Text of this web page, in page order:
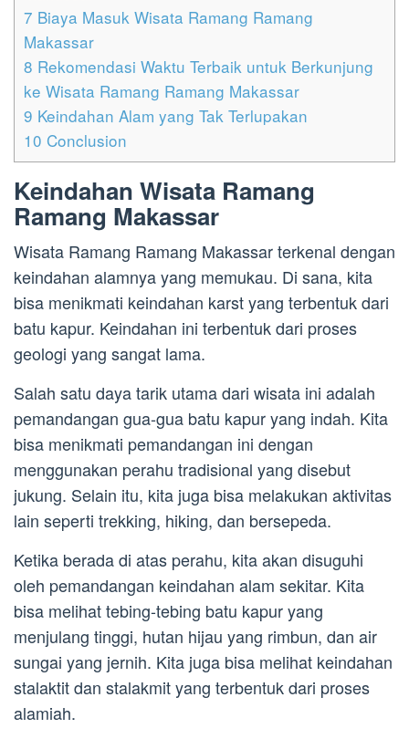
7 Biaya Masuk Wisata Ramang Ramang
Makassar
8 Rekomendasi Waktu Terbaik untuk Berkunjung
ke Wisata Ramang Ramang Makassar
9 Keindahan Alam yang Tak Terlupakan
10 Conclusion
Keindahan Wisata Ramang
Ramang Makassar
Wisata Ramang Ramang Makassar terkenal dengan
keindahan alamnya yang memukau. Di sana, kita
bisa menikmati keindahan karst yang terbentuk dari
batu kapur. Keindahan ini terbentuk dari proses
geologi yang sangat lama.
Salah satu daya tarik utama dari wisata ini adalah
pemandangan gua-gua batu kapur yang indah. Kita
bisa menikmati pemandangan ini dengan
menggunakan perahu tradisional yang disebut
jukung. Selain itu, kita juga bisa melakukan aktivitas
lain seperti trekking, hiking, dan bersepeda.
Ketika berada di atas perahu, kita akan disuguhi
oleh pemandangan keindahan alam sekitar. Kita
bisa melihat tebing-tebing batu kapur yang
menjulang tinggi, hutan hijau yang rimbun, dan air
sungai yang jernih. Kita juga bisa melihat keindahan
stalaktit dan stalakmit yang terbentuk dari proses
alamiah.